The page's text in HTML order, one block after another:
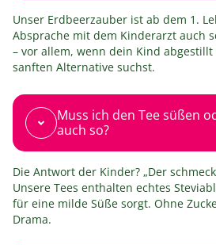
Unser Erdbeerzauber ist ab dem 1.
Absprache mit dem Kinderarzt auch
– vor allem, wenn dein Kind
sanften Alternative suchst.
Muss ich den Tee süßen
auch so?
Die Antwort der Kinder? „Der
Unsere Tees enthalten echtes
für eine milde Süße sorgt. Ohne
Drama.